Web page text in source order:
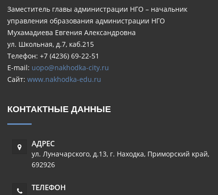
Заместитель главы администрации НГО – начальник
управления образования администрации НГО
Мухамадиева Евгения Александровна
ул. Школьная, д.7, каб.215
Телефон: +7 (4236) 69-22-51
E-mail: uopo@nakhodka-city.ru
Сайт: www.nakhodka-edu.ru
КОНТАКТНЫЕ ДАННЫЕ
АДРЕС
ул. Луначарского, д.13, г. Находка, Приморский край,
692926
ТЕЛЕФОН